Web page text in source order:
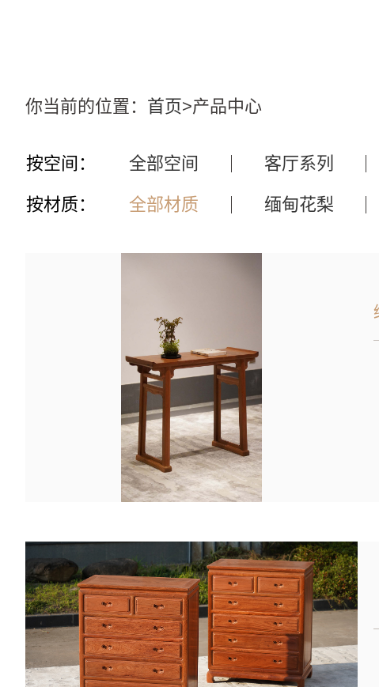
你当前的位置： 首页>产品中心
按空间： 全部空间 客厅系列
按材质： 全部材质 缅甸花梨